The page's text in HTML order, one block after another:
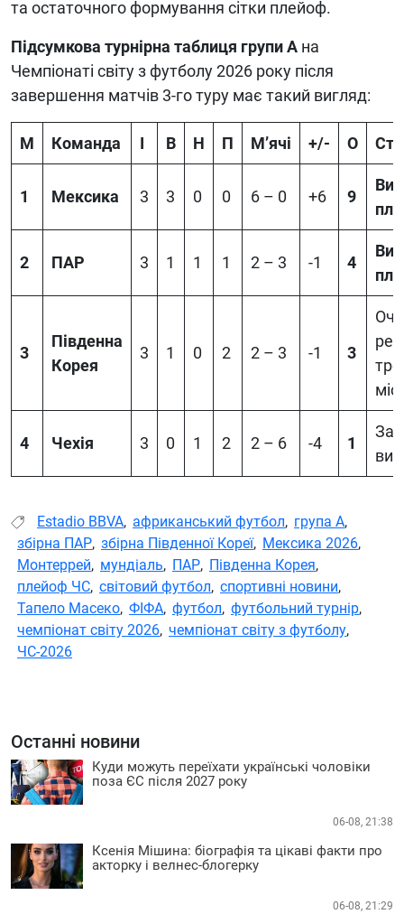
та остаточного формування сітки плейоф.
Підсумкова турнірна таблиця групи A на
Чемпіонаті світу з футболу 2026 року після
завершення матчів 3-го туру має такий вигляд:
М Команда І В Н П М’ячі +/- О
1 Мексика 3 3 0 0 6 – 0 +6 9
2 ПАР 3 1 1 1 2 – 3 -1 4
3
Південна
Корея
3 1 0 2 2 – 3 -1 3
4 Чехія 3 0 1 2 2 – 6 -4 1
Estadio BBVA, африканський футбол, група А,
збірна ПАР, збірна Південної Кореї, Мексика 2026,
Монтеррей, мундіаль, ПАР, Південна Корея,
плейоф ЧС, світовий футбол, спортивні новини,
Тапело Масеко, ФІФА, футбол, футбольний турнір,
чемпіонат світу 2026, чемпіонат світу з футболу,
ЧС-2026
Останні новини
Куди можуть переїхати українські чоловіки
поза ЄС після 2027 року
06-08, 21:38
Ксенія Мішина: біографія та цікаві факти про
акторку і велнес-блогерку
06-08, 21:29